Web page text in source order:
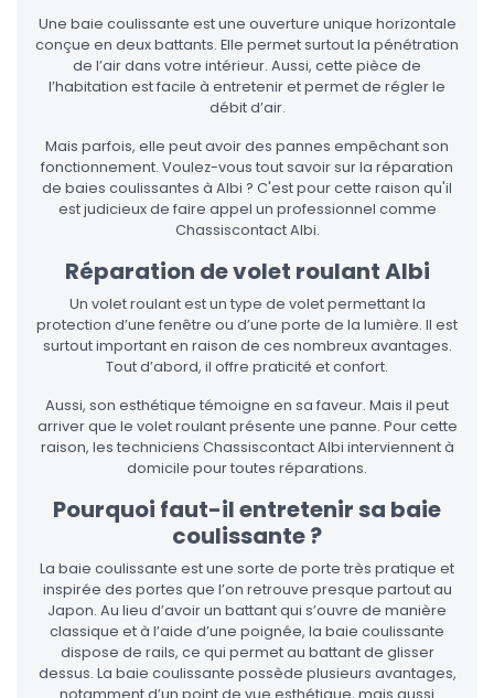
Une baie coulissante est une ouverture unique horizontale
conçue en deux battants. Elle permet surtout la pénétration
de l’air dans votre intérieur. Aussi, cette pièce de
l’habitation est facile à entretenir et permet de régler le
débit d’air.
Mais parfois, elle peut avoir des pannes empêchant son
fonctionnement. Voulez-vous tout savoir sur la réparation
de baies coulissantes à Albi ? C'est pour cette raison qu'il
est judicieux de faire appel un professionnel comme
Chassiscontact Albi.
Réparation de volet roulant Albi
Un volet roulant est un type de volet permettant la
protection d’une fenêtre ou d’une porte de la lumière. Il est
surtout important en raison de ces nombreux avantages.
Tout d’abord, il offre praticité et confort.
Aussi, son esthétique témoigne en sa faveur. Mais il peut
arriver que le volet roulant présente une panne. Pour cette
raison, les techniciens Chassiscontact Albi interviennent à
domicile pour toutes réparations.
Pourquoi faut-il entretenir sa baie
coulissante ?
La baie coulissante est une sorte de porte très pratique et
inspirée des portes que l’on retrouve presque partout au
Japon. Au lieu d’avoir un battant qui s’ouvre de manière
classique et à l’aide d’une poignée, la baie coulissante
dispose de rails, ce qui permet au battant de glisser
dessus. La baie coulissante possède plusieurs avantages,